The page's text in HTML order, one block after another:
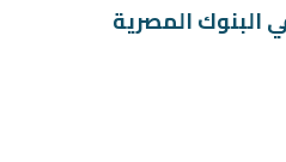
البنوك المصرية